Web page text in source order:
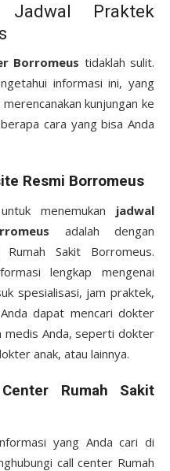
Jadwal Praktek
Borromeus tidaklah sulit.
informasi ini, yang
kunjungan ke
cara yang bisa Anda
Resmi Borromeus
menemukan jadwal
adalah dengan
Sakit Borromeus.
lengkap mengenai
spesialisasi, jam praktek,
dapat mencari dokter
medis Anda, seperti dokter
anak, atau lainnya.
Rumah Sakit
yang Anda cari di
call center Rumah